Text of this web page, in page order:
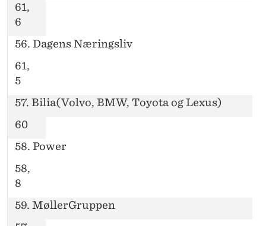
61,
6
56. Dagens Næringsliv
61,
5
57. Bilia(Volvo, BMW, Toyota og Lexus)
60
58. Power
58,
8
59. MøllerGruppen